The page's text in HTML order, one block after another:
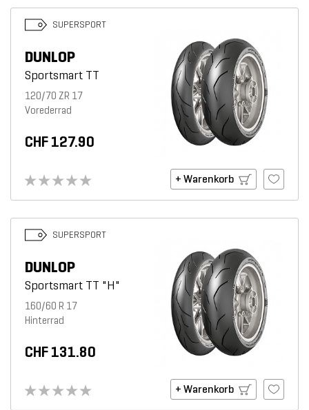
SUPERSPORT
DUNLOP
Sportsmart TT
120/70 ZR 17
Vorederrad
CHF 127.90
+ Warenkorb
SUPERSPORT
DUNLOP
Sportsmart TT "H"
160/60 R 17
Hinterrad
CHF 131.80
+ Warenkorb